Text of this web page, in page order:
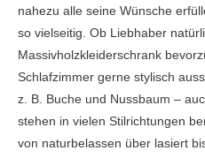
nahezu alle seine Wünsche
so vielseitig. Ob Liebhaber
Massivholzkleiderschrank
Schlafzimmer gerne stylisch
z. B. Buche und Nussbaum –
stehen in vielen Stilrichtungen
von naturbelassen über lasiert